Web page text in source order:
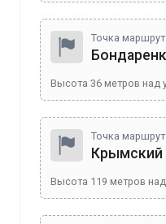
Точка
Высота 36 метров над
Точка
Крымский
Высота 119 метров